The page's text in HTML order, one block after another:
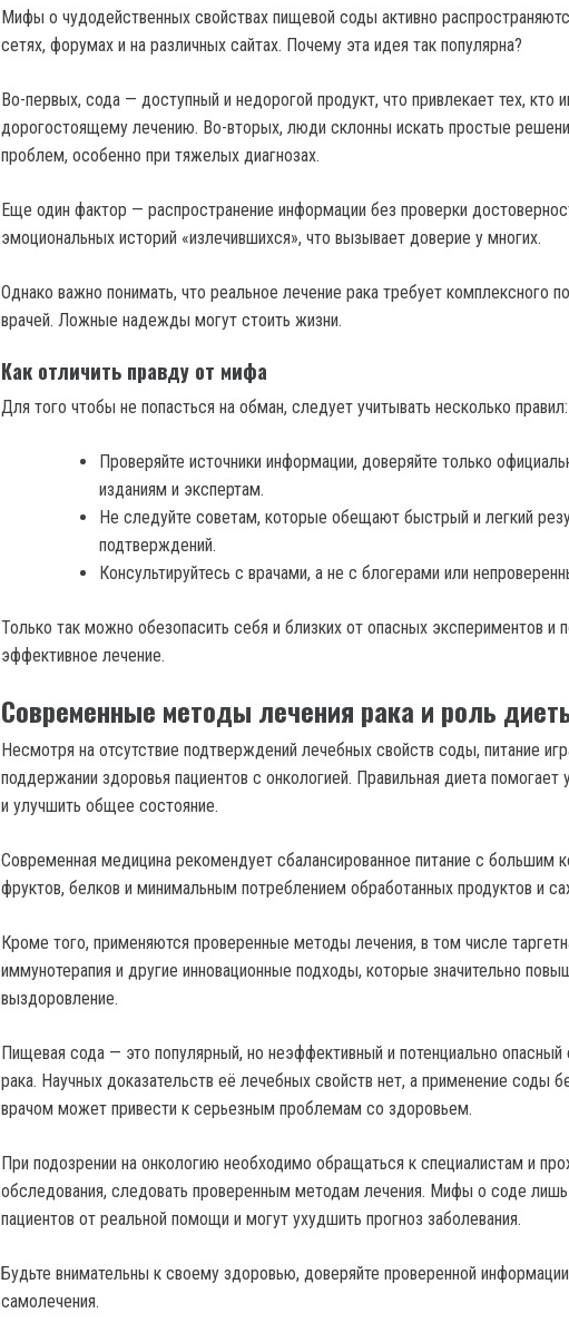
Мифы о чудодейственных свойствах пищевой соды активно
сетях, форумах и на различных сайтах. Почему эта идея так популярна?
Во-первых, сода — доступный и недорогой продукт, что привлекает тех, кто
дорогостоящему лечению. Во-вторых, люди склонны искать простые
проблем, особенно при тяжелых диагнозах.
Еще один фактор — распространение информации без проверки
эмоциональных историй «излечившихся», что вызывает доверие у многих.
Однако важно понимать, что реальное лечение рака требует комплексного
врачей. Ложные надежды могут стоить жизни.
Как отличить правду от мифа
Для того чтобы не попасться на обман, следует учитывать несколько правил:
Проверяйте источники информации, доверяйте только
изданиям и экспертам.
Не следуйте советам, которые обещают быстрый и легкий
подтверждений.
Консультируйтесь с врачами, а не с блогерами или
Только так можно обезопасить себя и близких от опасных экспериментов и
эффективное лечение.
Современные методы лечения рака и роль
Несмотря на отсутствие подтверждений лечебных свойств соды, питание
поддержании здоровья пациентов с онкологией. Правильная диета помогает
и улучшить общее состояние.
Современная медицина рекомендует сбалансированное питание с большим
фруктов, белков и минимальным потреблением обработанных продуктов и
Кроме того, применяются проверенные методы лечения, в том числе
иммунотерапия и другие инновационные подходы, которые значительно
выздоровление.
Пищевая сода — это популярный, но неэффективный и потенциально опасный
рака. Научных доказательств её лечебных свойств нет, а применение соды
врачом может привести к серьезным проблемам со здоровьем.
При подозрении на онкологию необходимо обращаться к специалистам и
обследования, следовать проверенным методам лечения. Мифы о соде
пациентов от реальной помощи и могут ухудшить прогноз заболевания.
Будьте внимательны к своему здоровью, доверяйте проверенной информации
самолечения.